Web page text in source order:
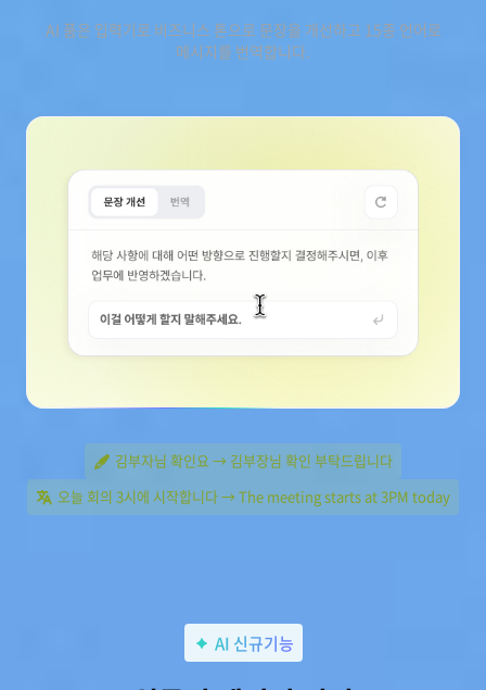
AI 품은 입력기로 비즈니스 톤으로 문장을 개선하고 15종 언어로
메시지를 번역합니다.
김부자님 확인요 → 김부장님 확인 부탁드립니다
오늘 회의 3시에 시작합니다 → The meeting starts at 3PM today
AI 신규기능